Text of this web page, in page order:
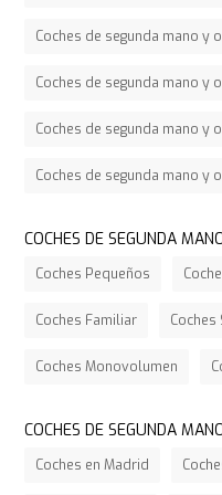
Coches de segunda mano y
Coches de segunda mano y
Coches de segunda mano y
Coches de segunda mano y
COCHES DE SEGUNDA
Coches Pequeños
Coches Familiar Coches
Coches Monovolumen
COCHES DE SEGUNDA
Coches en Madrid